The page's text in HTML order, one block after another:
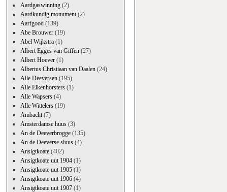
Aardgaswinning(2)
Aardkundig monument(2)
Aarfgood(139)
Abe Brouwer(19)
Abel Wijkstra(1)
Albert Egges van Giffen(27)
Albert Hoever(1)
Albertus Christiaan van Daalen(24)
Alle Deeversen(195)
Alle Eikenhorsters(1)
Alle Wapsers(4)
Alle Wittelers(19)
Ambacht(7)
Amsterdamse huus(3)
An de Deeverbrogge(135)
An de Deeverse sluus(4)
Ansigtkoate(402)
Ansigtkoate uut 1904(1)
Ansigtkoate uut 1905(1)
Ansigtkoate uut 1906(4)
Ansigtkoate uut 1907(1)